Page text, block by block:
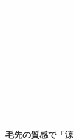
先の質感で「